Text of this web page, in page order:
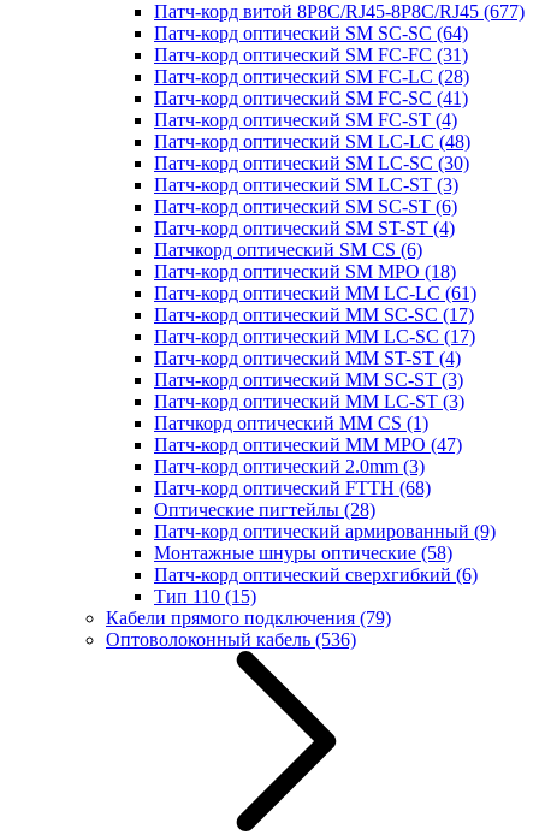
Патч-корд витой 8P8C/RJ45-8P8C/RJ45 (677)
Патч-корд оптический SM SC-SC (64)
Патч-корд оптический SM FC-FC (31)
Патч-корд оптический SM FC-LC (28)
Патч-корд оптический SM FC-SC (41)
Патч-корд оптический SM FC-ST (4)
Патч-корд оптический SM LC-LC (48)
Патч-корд оптический SM LC-SC (30)
Патч-корд оптический SM LC-ST (3)
Патч-корд оптический SM SC-ST (6)
Патч-корд оптический SM ST-ST (4)
Патчкорд оптический SM CS (6)
Патч-корд оптический SM MPO (18)
Патч-корд оптический MM LC-LC (61)
Патч-корд оптический MM SC-SC (17)
Патч-корд оптический MM LC-SC (17)
Патч-корд оптический MM ST-ST (4)
Патч-корд оптический MM SC-ST (3)
Патч-корд оптический MM LC-ST (3)
Патчкорд оптический MM CS (1)
Патч-корд оптический MM MPO (47)
Патч-корд оптический 2.0mm (3)
Патч-корд оптический FTTH (68)
Оптические пигтейлы (28)
Патч-корд оптический армированный (9)
Монтажные шнуры оптические (58)
Патч-корд оптический сверхгибкий (6)
Тип 110 (15)
Кабели прямого подключения (79)
Оптоволоконный кабель (536)